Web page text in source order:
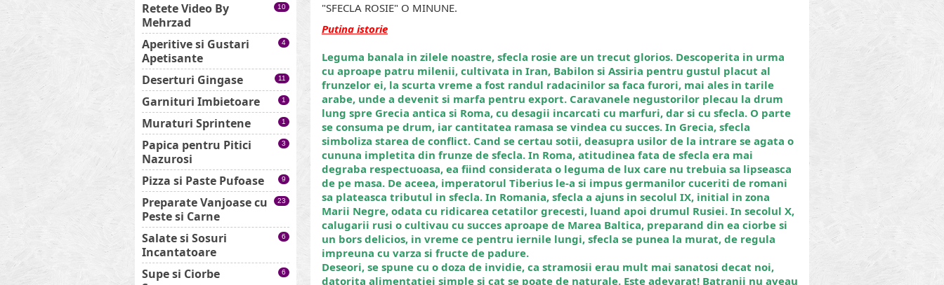
"SFECLA ROSIE" O MINUNE.
Putina istorie
Leguma banala in zilele noastre, sfecla rosie are un trecut glorios. Descoperita in urma
cu aproape patru milenii, cultivata in Iran, Babilon si Assiria pentru gustul placut al
frunzelor ei, la scurta vreme a fost randul radacinilor sa faca furori, mai ales in tarile
arabe, unde a devenit si marfa pentru export. Caravanele negustorilor plecau la drum
lung spre Grecia antica si Roma, cu desagii incarcati cu marfuri, dar si cu sfecla. O parte
se consuma pe drum, iar cantitatea ramasa se vindea cu succes. In Grecia, sfecla
simboliza starea de conflict. Cand se certau sotii, deasupra usilor de la intrare se agata o
cununa impletita din frunze de sfecla. In Roma, atitudinea fata de sfecla era mai
degraba respectuoasa, ea fiind considerata o leguma de lux care nu trebuia sa lipseasca
de pe masa. De aceea, imperatorul Tiberius le-a si impus germanilor cuceriti de romani
sa plateasca tributul in sfecla. In Romania, sfecla a ajuns in secolul IX, initial in zona
Marii Negre, odata cu ridicarea cetatilor grecesti, luand apoi drumul Rusiei. In secolul X,
calugarii rusi o cultivau cu succes aproape de Marea Baltica, preparand din ea ciorbe si
un bors delicios, in vreme ce pentru iernile lungi, sfecla se punea la murat, de regula
impreuna cu varza si fructe de padure.
Deseori, se spune cu o doza de invidie, ca stramosii erau mult mai sanatosi decat noi,
datorita alimentatiei simple si cat se poate de naturale. Este adevarat! Batranii nu aveau
Retete Video By
Mehrzad
10
Aperitive si Gustari
Apetisante
4
Deserturi Gingase 11
Garnituri Imbietoare 1
Muraturi Sprintene 1
Papica pentru Pitici
Nazurosi
3
Pizza si Paste Pufoase 9
Preparate Vanjoase cu
Peste si Carne
23
Salate si Sosuri
Incantatoare
6
Supe si Ciorbe
6